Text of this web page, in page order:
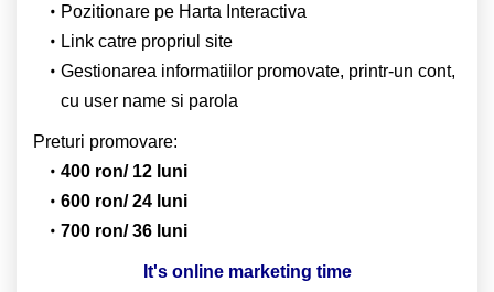
Pozitionare pe Harta Interactiva
Link catre propriul site
Gestionarea informatiilor promovate, printr-un cont,
cu user name si parola
Preturi promovare:
400 ron/ 12 luni
600 ron/ 24 luni
700 ron/ 36 luni
It's online marketing time